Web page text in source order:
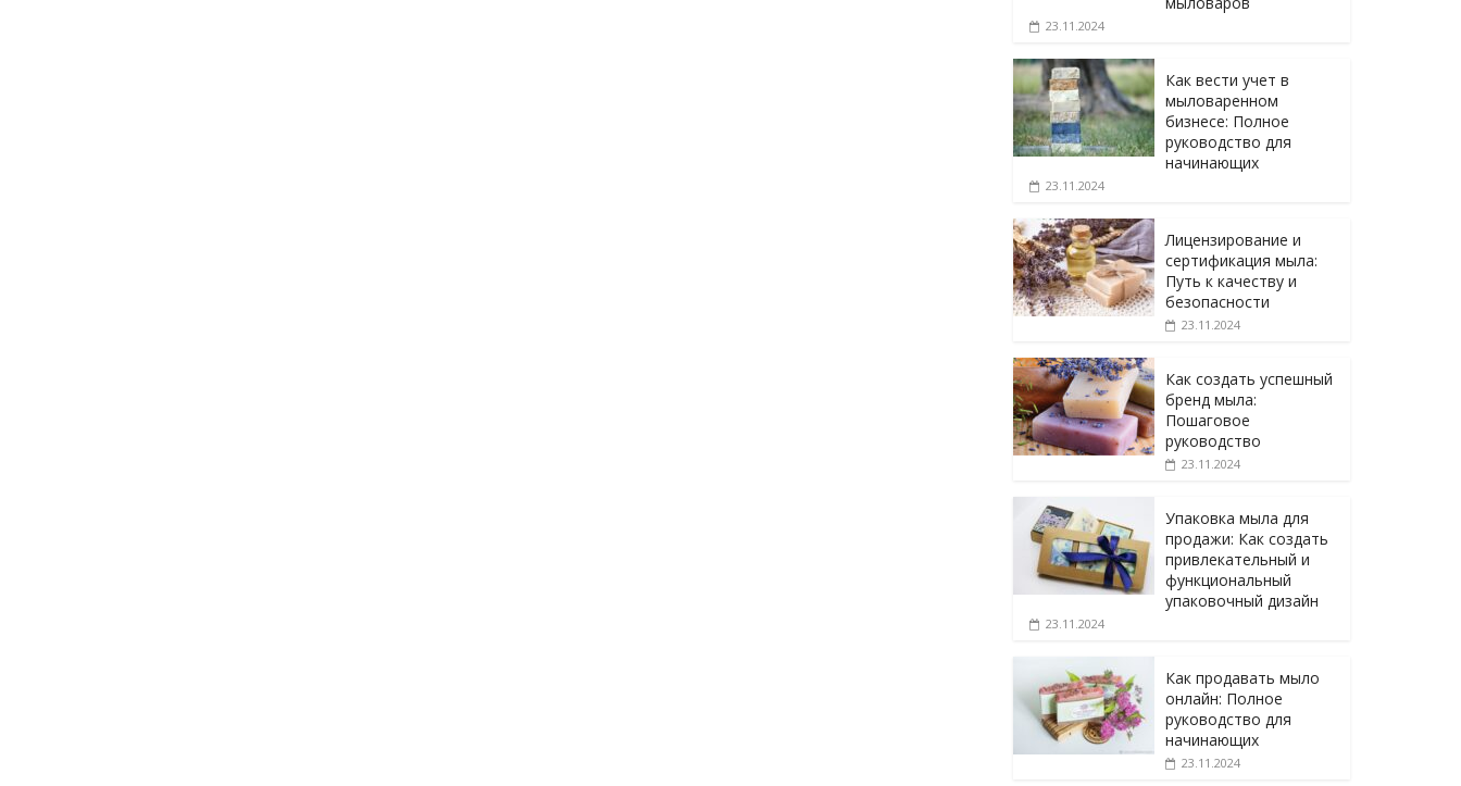
23.11.2024
Как вести учет в
мыловаренном
бизнесе: Полное
руководство для
начинающих
23.11.2024
Лицензирование и
сертификация мыла:
Путь к качеству и
безопасности
23.11.2024
Как создать успешный
бренд мыла:
Пошаговое
руководство
23.11.2024
Упаковка мыла для
продажи: Как создать
привлекательный и
функциональный
упаковочный дизайн
23.11.2024
Как продавать мыло
онлайн: Полное
руководство для
начинающих
23.11.2024